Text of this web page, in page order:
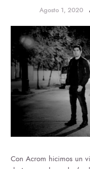
Agosto 1, 2020
Con Acrom hicimos un